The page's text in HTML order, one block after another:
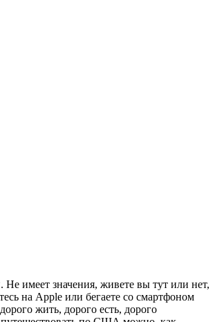
имеет значения, живете вы тут или нет,
на Apple или бегаете со смартфоном
жить, дорого есть, дорого